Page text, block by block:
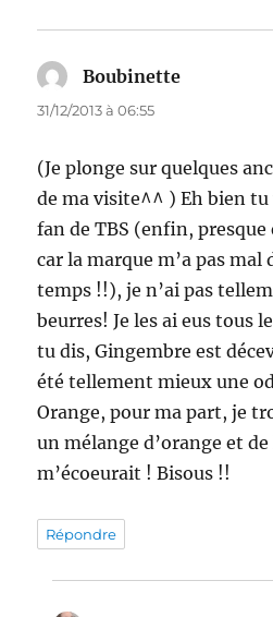
Boubinette
31/12/2013 à 06:55
(Je plonge sur quelques
de ma visite^^ ) Eh bien
fan de TBS (enfin,
car la marque m’a pas mal
temps !!), je n’ai pas
beurres! Je les ai eus tous
tu dis, Gingembre est
été tellement mieux une
Orange, pour ma part, je
un mélange d’orange et
m’écoeurait ! Bisous !!
Répondre